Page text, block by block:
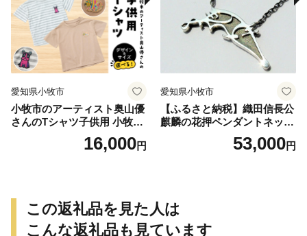
愛知県小牧市
小牧市のアーティスト奥山優
さんのTシャツ子供用 小牧市
16,000円
愛知県小牧市
【ふるさと納税】織田信長公
麒麟の花押ペンダントネック
53,000円
この返礼品を見た人は
こんな返礼品も見ています